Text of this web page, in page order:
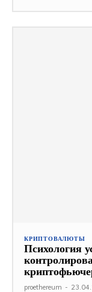
КРИПТОВАЛЮТЫ
Психология
proethereum -